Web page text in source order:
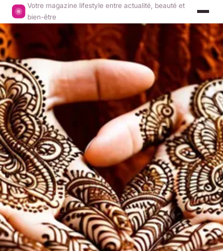
Votre magazine lifestyle entre actualité, beauté et
bien-être